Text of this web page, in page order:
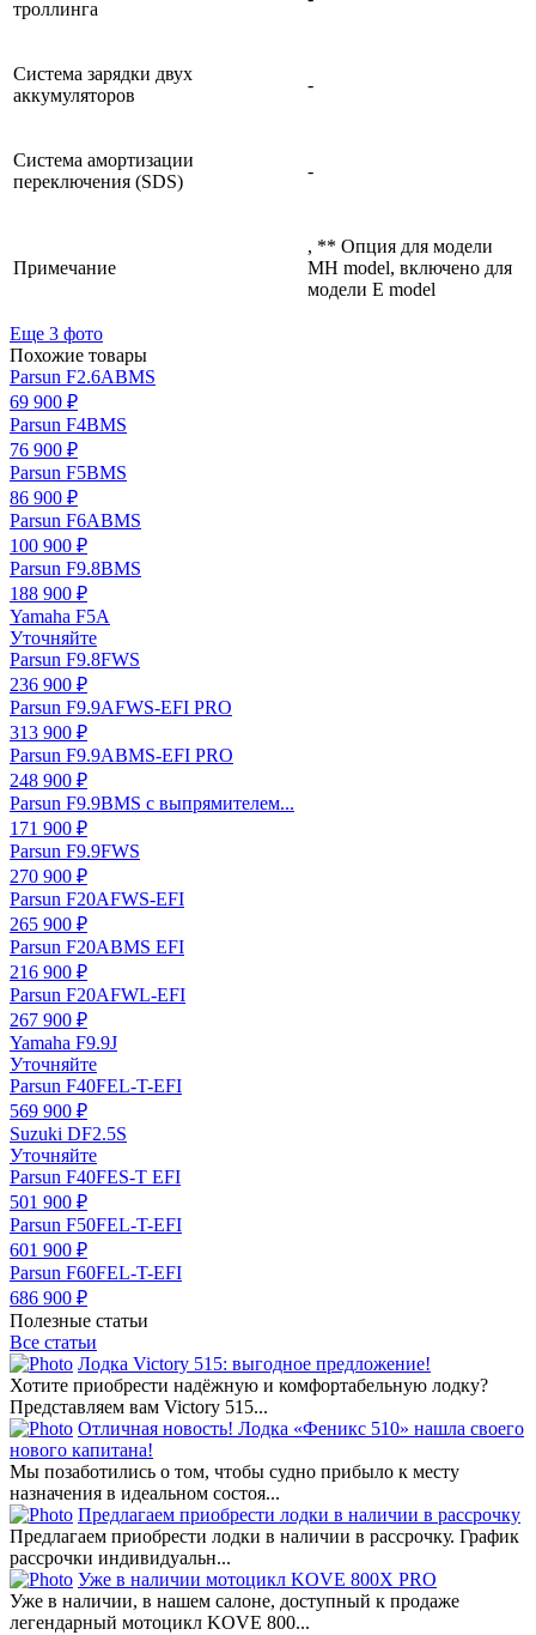
троллинга
Система зарядки двух
аккумуляторов
-
Система амортизации
переключения (SDS)
-
Примечание
, ** Опция для модели
MH model, включено для
модели E model
Еще 3 фото
Похожие товары
Parsun F2.6ABMS
69 900 ₽
Parsun F4BMS
76 900 ₽
Parsun F5BMS
86 900 ₽
Parsun F6ABMS
100 900 ₽
Parsun F9.8BMS
188 900 ₽
Yamaha F5A
Уточняйте
Parsun F9.8FWS
236 900 ₽
Parsun F9.9AFWS-EFI PRO
313 900 ₽
Parsun F9.9ABMS-EFI PRO
248 900 ₽
Parsun F9.9BMS с выпрямителем...
171 900 ₽
Parsun F9.9FWS
270 900 ₽
Parsun F20AFWS-EFI
265 900 ₽
Parsun F20ABMS EFI
216 900 ₽
Parsun F20AFWL-EFI
267 900 ₽
Yamaha F9.9J
Уточняйте
Parsun F40FEL-T-EFI
569 900 ₽
Suzuki DF2.5S
Уточняйте
Parsun F40FES-T EFI
501 900 ₽
Parsun F50FEL-T-EFI
601 900 ₽
Parsun F60FEL-T-EFI
686 900 ₽
Полезные статьи
Все статьи
Лодка Victory 515: выгодное предложение!
Хотите приобрести надёжную и комфортабельную лодку?
Представляем вам Victory 515...
Отличная новость! Лодка «Феникс 510» нашла своего
нового капитана!
Мы позаботились о том, чтобы судно прибыло к месту
назначения в идеальном состоя...
Предлагаем приобрести лодки в наличии в рассрочку
Предлагаем приобрести лодки в наличии в рассрочку. График
рассрочки индивидуальн...
Уже в наличии мотоцикл KOVE 800X PRO
Уже в наличии, в нашем салоне, доступный к продаже
легендарный мотоцикл KOVE 800...